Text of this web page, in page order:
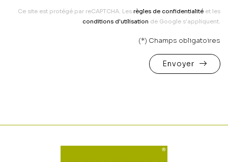
Ce site est protégé par reCAPTCHA. Les règles de confidentialité et les
conditions d'utilisation de Google s'appliquent.
(*) Champs obligatoires
Envoyer